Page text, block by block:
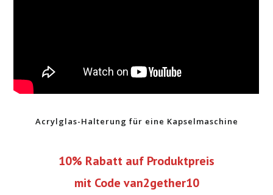
Acrylglas-Halterung für eine Kapselmaschine
10% Rabatt auf Produktpreis
mit Code van2gether10